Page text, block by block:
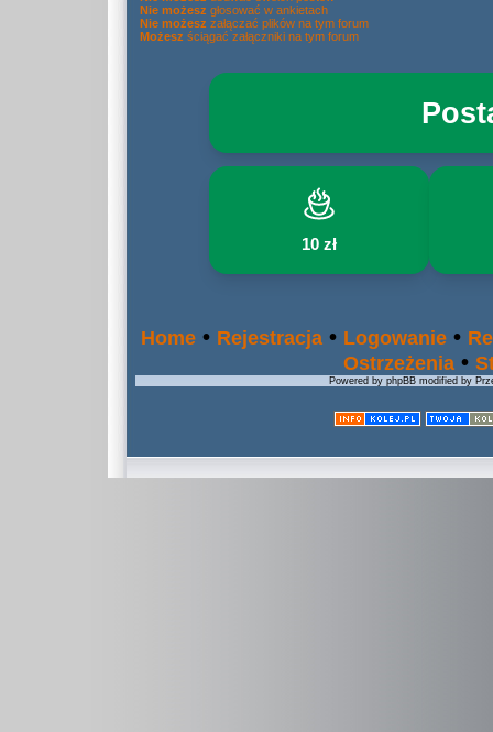
Nie możesz głosować w ankietach
Nie możesz załączać plików na tym forum
Możesz ściągać załączniki na tym forum
10 zł
Home • Rejestracja • Logowanie •
Ostrzeżenia •
Powered by phpBB modified by